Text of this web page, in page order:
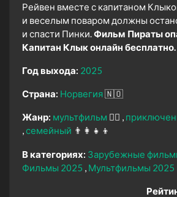
Рейвен вместе с капитаном
и веселым поваром должны
и спасти Пинки.Фильм Пираты
Капитан Клык онлайн бесплатно.
Год выхода: 2025
Страна: Норвегия🇳🇴
Жанр: мультфильм 🧚‍♀️
семейный 👨‍👩‍👧‍👦
В категориях: Зарубежные
Фильмы 2025
Мультфильмы 2025